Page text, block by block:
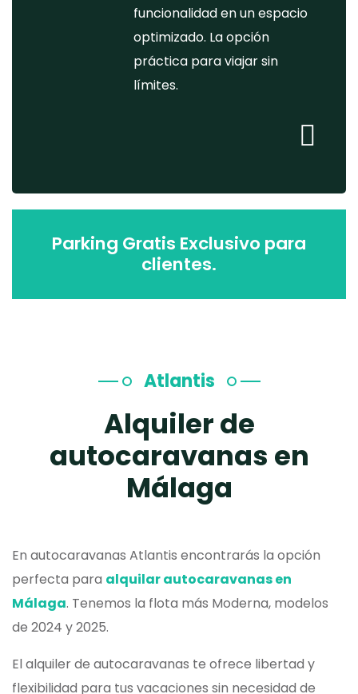
funcionalidad en un espacio
optimizado. La opción
práctica para viajar sin
límites.
Parking Gratis Exclusivo para
clientes.
Atlantis
Alquiler de
autocaravanas en
Málaga
En autocaravanas Atlantis encontrarás la opción
perfecta para alquilar autocaravanas en
Málaga. Tenemos la flota más Moderna, modelos
de 2024 y 2025.
El alquiler de autocaravanas te ofrece libertad y
flexibilidad para tus vacaciones sin necesidad de